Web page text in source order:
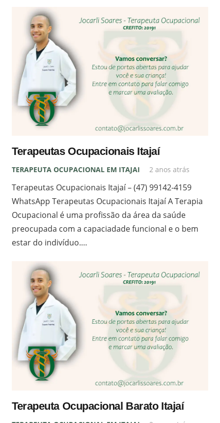
Terapeutas Ocupacionais Itajaí
TERAPEUTA OCUPACIONAL EM ITAJAI 2 anos atrás
Terapeutas Ocupacionais Itajaí – (47) 99142-4159
WhatsApp Terapeutas Ocupacionais Itajaí A Terapia
Ocupacional é uma profissão da área da saúde
preocupada com a capaciadade funcional e o bem
estar do indivíduo.…
Terapeuta Ocupacional Barato Itajaí